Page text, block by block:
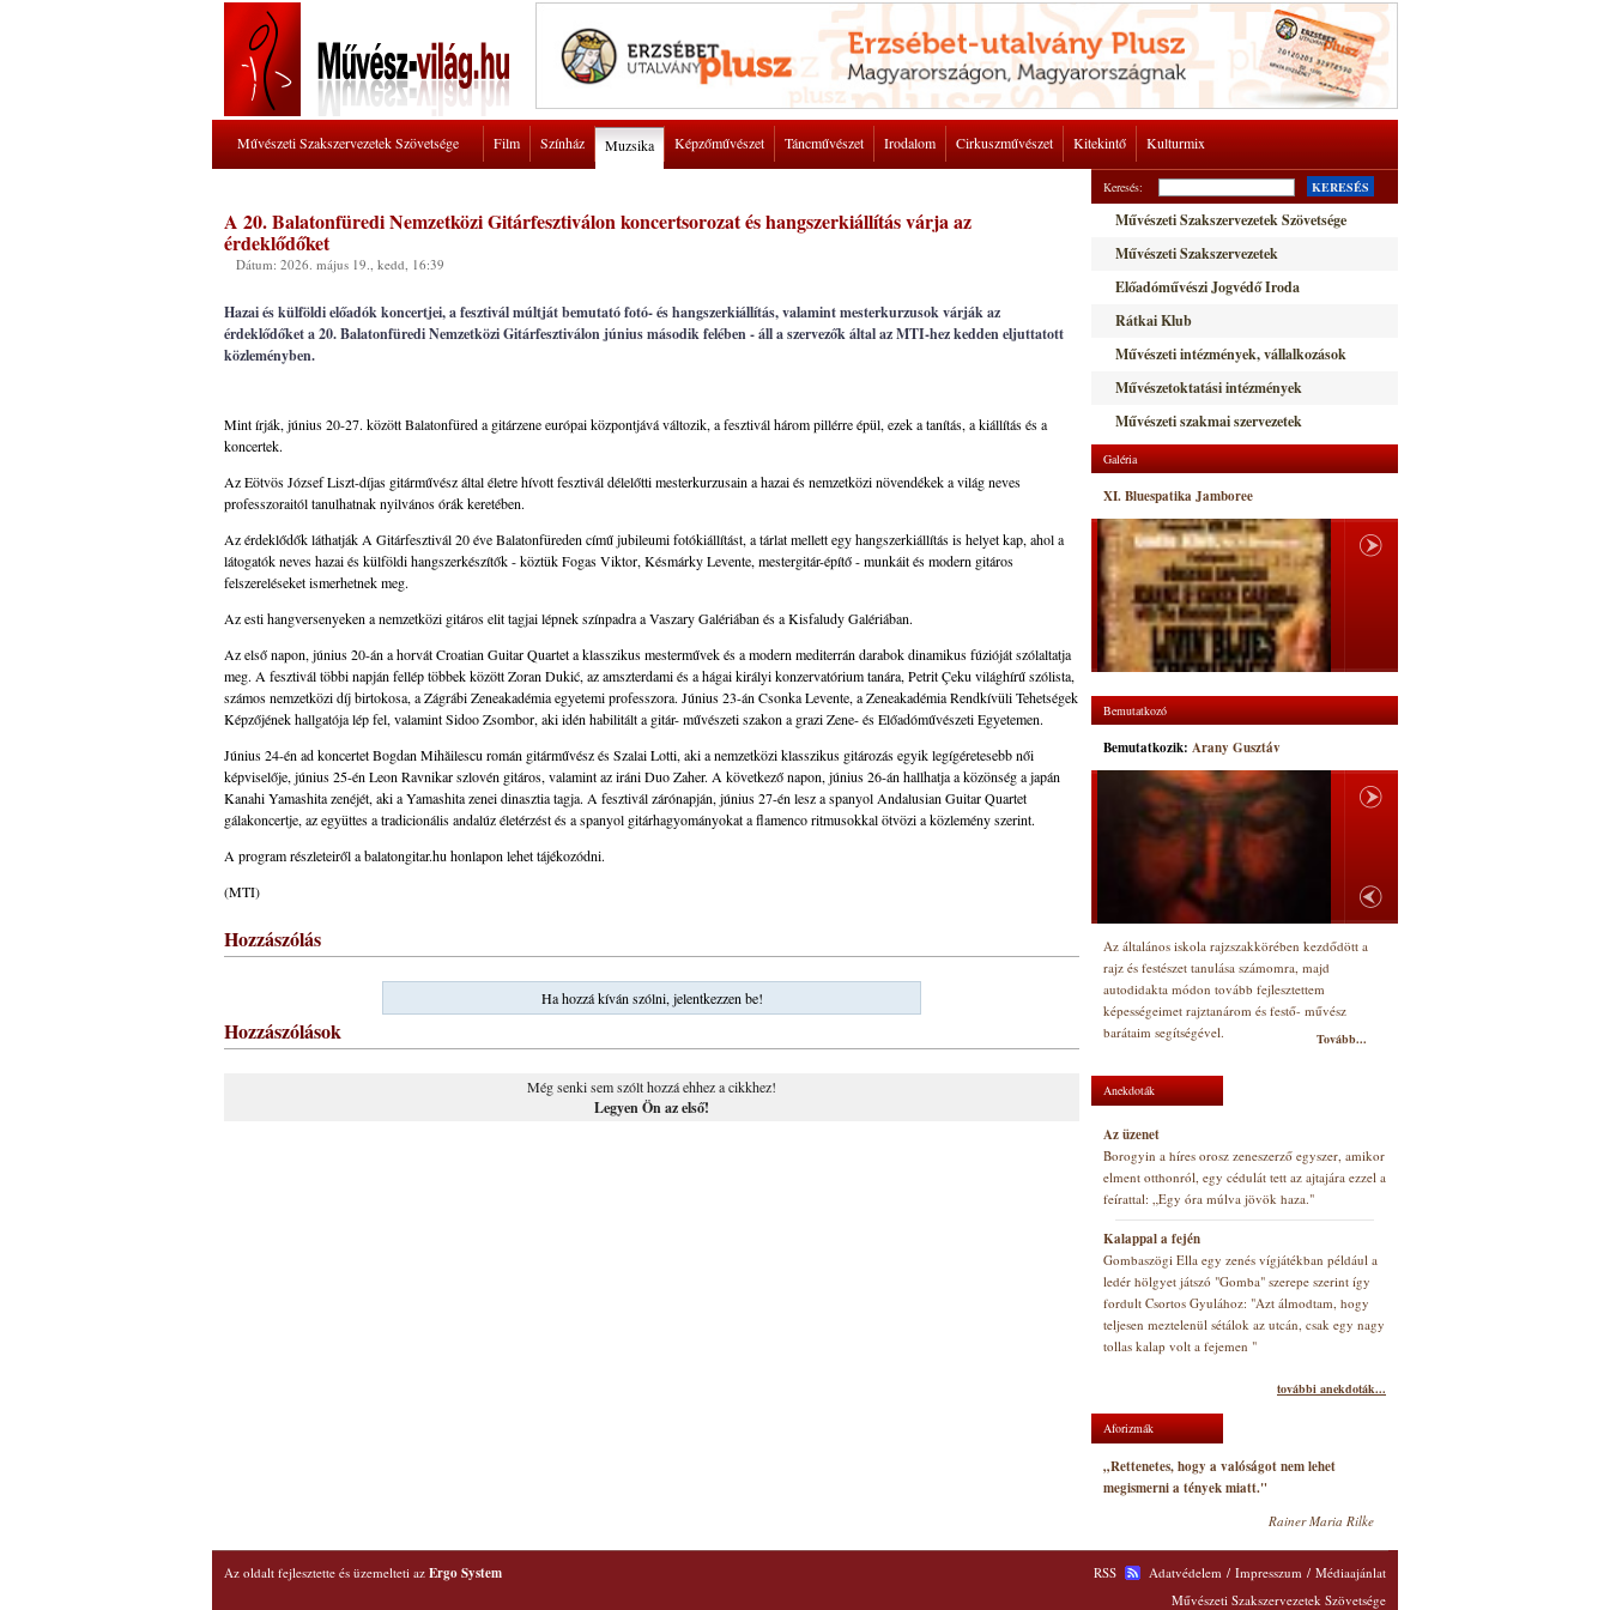
Művészeti Szakszervezetek Szövetsége Film Színház Muzsika Képzőművészet Táncművészet Irodalom Cirkuszművészet Kitekintő Kulturmix
A 20. Balatonfüredi Nemzetközi Gitárfesztiválon koncertsorozat és hangszerkiállítás várja az
érdeklődőket
Dátum: 2026. május 19., kedd, 16:39
Hazai és külföldi előadók koncertjei, a fesztivál múltját bemutató fotó- és hangszerkiállítás, valamint mesterkurzusok várják az
érdeklődőket a 20. Balatonfüredi Nemzetközi Gitárfesztiválon június második felében - áll a szervezők által az MTI-hez kedden eljuttatott
közleményben.
Mint írják, június 20-27. között Balatonfüred a gitárzene európai központjává változik, a fesztivál három pillérre épül, ezek a tanítás, a kiállítás és a
koncertek.
Az Eötvös József Liszt-díjas gitárművész által életre hívott fesztivál délelőtti mesterkurzusain a hazai és nemzetközi növendékek a világ neves
professzoraitól tanulhatnak nyilvános órák keretében.
Az érdeklődők láthatják A Gitárfesztivál 20 éve Balatonfüreden című jubileumi fotókiállítást, a tárlat mellett egy hangszerkiállítás is helyet kap, ahol a
látogatók neves hazai és külföldi hangszerkészítők - köztük Fogas Viktor, Késmárky Levente, mestergitár-építő - munkáit és modern gitáros
felszereléseket ismerhetnek meg.
Az esti hangversenyeken a nemzetközi gitáros elit tagjai lépnek színpadra a Vaszary Galériában és a Kisfaludy Galériában.
Az első napon, június 20-án a horvát Croatian Guitar Quartet a klasszikus mesterművek és a modern mediterrán darabok dinamikus fúzióját szólaltatja
meg. A fesztivál többi napján fellép többek között Zoran Dukić, az amszterdami és a hágai királyi konzervatórium tanára, Petrit Çeku világhírű szólista,
számos nemzetközi díj birtokosa, a Zágrábi Zeneakadémia egyetemi professzora. Június 23-án Csonka Levente, a Zeneakadémia Rendkívüli Tehetségek
Képzőjének hallgatója lép fel, valamint Sidoo Zsombor, aki idén habilitált a gitár- művészeti szakon a grazi Zene- és Előadóművészeti Egyetemen.
Június 24-én ad koncertet Bogdan Mihăilescu román gitárművész és Szalai Lotti, aki a nemzetközi klasszikus gitározás egyik legígéretesebb női
képviselője, június 25-én Leon Ravnikar szlovén gitáros, valamint az iráni Duo Zaher. A következő napon, június 26-án hallhatja a közönség a japán
Kanahi Yamashita zenéjét, aki a Yamashita zenei dinasztia tagja. A fesztivál zárónapján, június 27-én lesz a spanyol Andalusian Guitar Quartet
gálakoncertje, az együttes a tradicionális andalúz életérzést és a spanyol gitárhagyományokat a flamenco ritmusokkal ötvözi a közlemény szerint.
A program részleteiről a balatongitar.hu honlapon lehet tájékozódni.
(MTI)
Hozzászólás
Ha hozzá kíván szólni, jelentkezzen be!
Hozzászólások
Még senki sem szólt hozzá ehhez a cikkhez!
Legyen Ön az első!
Keresés: KERESÉS
Művészeti Szakszervezetek Szövetsége
Művészeti Szakszervezetek
Előadóművészi Jogvédő Iroda
Rátkai Klub
Művészeti intézmények, vállalkozások
Művészetoktatási intézmények
Művészeti szakmai szervezetek
Galéria
XI. Bluespatika Jamboree
Bemutatkozó
Bemutatkozik: Arany Gusztáv
Az általános iskola rajzszakkörében kezdődött a
rajz és festészet tanulása számomra, majd
autodidakta módon tovább fejlesztettem
képességeimet rajztanárom és festő- művész
barátaim segítségével.
Tovább...
Anekdoták
Az üzenet
Borogyin a híres orosz zeneszerző egyszer, amikor
elment otthonról, egy cédulát tett az ajtajára ezzel a
feírattal: „Egy óra múlva jövök haza."
Kalappal a fején
Gombaszögi Ella egy zenés vígjátékban például a
ledér hölgyet játszó "Gomba" szerepe szerint így
fordult Csortos Gyulához: "Azt álmodtam, hogy
teljesen meztelenül sétálok az utcán, csak egy nagy
tollas kalap volt a fejemen "
további anekdoták...
Aforizmák
„Rettenetes, hogy a valóságot nem lehet
megismerni a tények miatt."
Rainer Maria Rilke
Az oldalt fejlesztette és üzemelteti az Ergo System RSS Adatvédelem / Impresszum / Médiaajánlat
Művészeti Szakszervezetek Szövetsége